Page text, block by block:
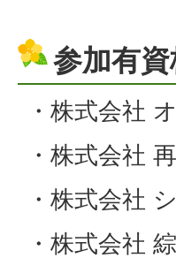
参加有
・株式会社
・株式会社
・株式会社
・株式会社